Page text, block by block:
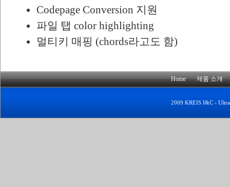
Codepage Conversion 지원
파일 탭 color highlighting
멀티키 매핑 (chords라고도 함)
Home 제품 소개
2009 KREIS I&C -